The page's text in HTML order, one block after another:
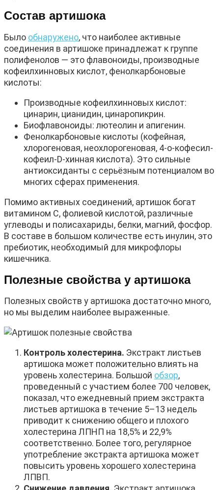
Состав артишока
Было обнаружено, что наиболее активные
соединения в артишоке принадлежат к группе
полифенолов — это флавоноиды, производные
кофеилхинновых кислот, фенолкарбоновые
кислоты:
Производные кофеилхинновых кислот:
цинарин, цианидин, цинаропикрин.
Биофлавоноиды: лютеолин и апигенин.
Фенолкарбоновые кислоты (кофейная,
хлорогеновая, неохлорогеновая, 4-о-кофесил-
кофеил-D-хинная кислота). Это сильные
антиоксиданты с серьёзным потенциалом во
многих сферах применения.
Помимо активных соединений, артишок богат
витамином C, фолиевой кислотой, различные
углеводы и полисахариды, белки, магний, фосфор.
В составе в большом количестве есть инулин, это
пребиотик, необходимый для микрофлоры
кишечника.
Полезные свойства у артишока
Полезных свойств у артишока достаточно много,
но мы выделим наиболее выраженные.
Контроль холестерина. Экстракт листьев
артишока может положительно влиять на
уровень холестерина. Большой обзор,
проведенный с участием более 700 человек,
показал, что ежедневный прием экстракта
листьев артишока в течение 5–13 недель
приводит к снижению общего и плохого
холестерина ЛПНП на 18,5% и 22,9%
соответственно. Более того, регулярное
употребление экстракта артишока может
повысить уровень хорошего холестерина
ЛПВП.